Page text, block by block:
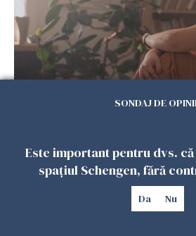
Vrei să te muți în SUA? Un
arată ce se întâmplă cu
SONDAJ DE
Este important pentru dvs.
spațiul Schengen, fără
Da Nu